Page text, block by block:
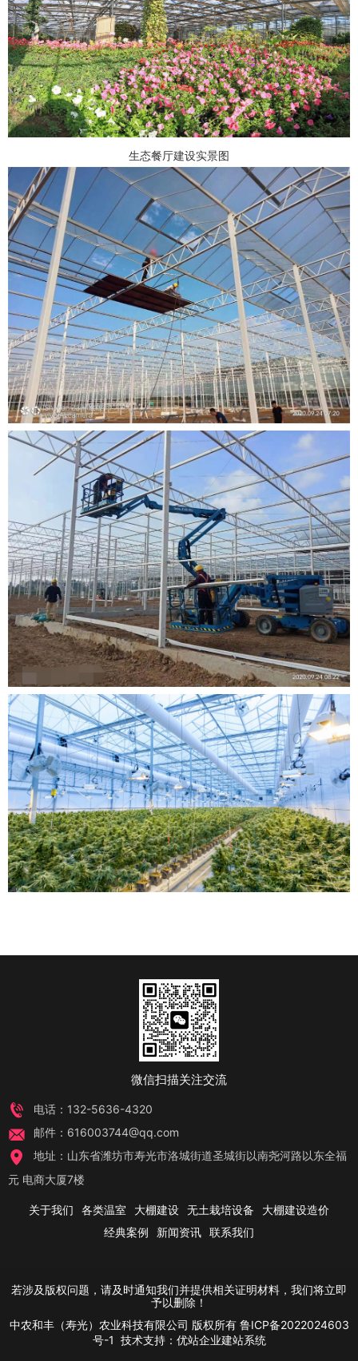
生态餐厅建设实景图
微信扫描关注交流
电话：132-5636-4320
邮件：616003744@qq.com
地址：山东省潍坊市寿光市洛城街道圣城街以南尧河路以东全福
元 电商大厦7楼
关于我们 各类温室 大棚建设 无土栽培设备
大棚建设造价
经典案例
新闻资讯 联系我们
若涉及版权问题，请及时通知我们并提供相关证明材料，我们将立即
予以删除！
中农和丰（寿光）农业科技有限公司 版权所有 鲁ICP备2022024603
号-1 技术支持： 优站企业建站系统